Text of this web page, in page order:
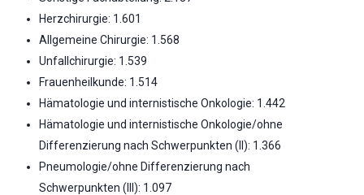
Herzchirurgie: 1.601
Allgemeine Chirurgie: 1.568
Unfallchirurgie: 1.539
Frauenheilkunde: 1.514
Hämatologie und internistische Onkologie: 1.442
Hämatologie und internistische Onkologie/ohne
Differenzierung nach Schwerpunkten (II): 1.366
Pneumologie/ohne Differenzierung nach
Schwerpunkten (III): 1.097